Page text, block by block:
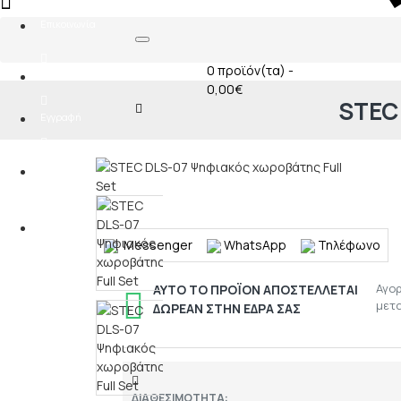
0 προϊόν(τα) -
0,00€
Messenger WhatsApp Τηλέφωνο
ΑΥΤΌ ΤΟ ΠΡΟΪΌΝ ΑΠΟΣΤΈΛΛΕΤΑΙ
ΔΩΡΕΆΝ ΣΤΗΝ ΈΔΡΑ ΣΑΣ
ΔΙΑΘΕΣΙΜΌΤΗΤΑ: